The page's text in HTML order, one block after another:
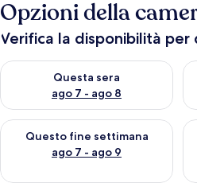
Opzioni della
Verifica la disponibilità
Questa sera
ago 7 - ago 8
Verifica la disponibilità per questa
Questo fine settimana
ago 7 - ago 9
Verifica la disponibilità per